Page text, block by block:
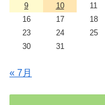
9
10 11
16
17 18
23
24 25
30
31
« 7月